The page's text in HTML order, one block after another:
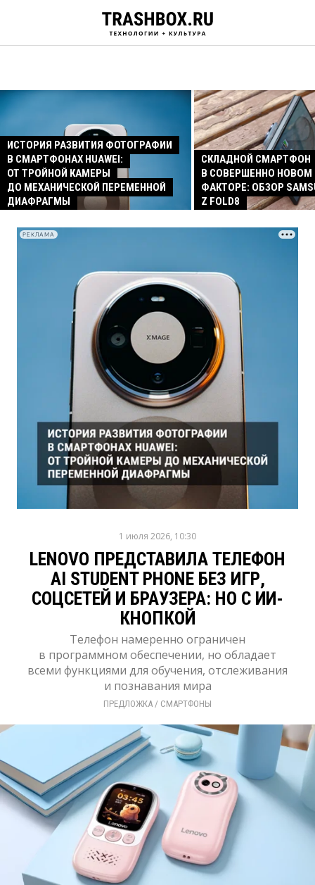
ИСТОРИЯ РАЗВИТИЯ ФОТОГРАФИИ
В СМАРТФОНАХ HUAWEI:
ОТ ТРОЙНОЙ КАМЕРЫ
ДО МЕХАНИЧЕСКОЙ ПЕРЕМЕННОЙ
ДИАФРАГМЫ
СКЛАДНОЙ СМАРТФОН
В СОВЕРШЕННО
ФАКТОРЕ: ОБЗОР
Z FOLD8
РЕКЛАМА
1 июля 2026, 10:30
LENOVO ПРЕДСТАВИЛА ТЕЛЕФОН
AI STUDENT PHONE БЕЗ ИГР,
СОЦСЕТЕЙ И БРАУЗЕРА: НО С ИИ-
КНОПКОЙ
Телефон намеренно ограничен
в программном обеспечении, но обладает
всеми функциями для обучения, отслеживания
и познавания мира
ПРЕДЛОЖКА / СМАРТФОНЫ